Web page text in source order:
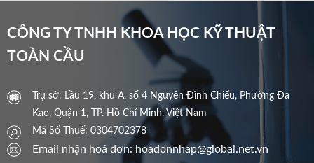
CÔNG TY TNHH KHOA HỌC KỸ THUẬT
TOÀN CẦU
Trụ sở: Lầu 19, khu A, số 4 Nguyễn Đình Chiểu, Phường Đa
Kao, Quận 1, TP. Hồ Chí Minh, Việt Nam
Mã Số Thuế: 0304702378
Email nhận hoá đơn: hoadonnhap@global.net.vn